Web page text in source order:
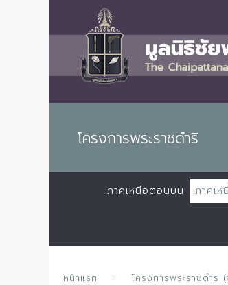
โครงการพระราชดำริ
ภาคเหนือตอนบน ภาคเ
หน้าแรก โครงการพระราชดำริ